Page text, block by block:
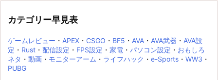
カテゴリー早見表
ゲームレビュー ・ APEX ・ CSGO ・ BF5 ・ AVA ・ AVA武器 ・ AVA設
定 ・ Rust ・ 配信設定 ・ FPS設定 ・ 家電 ・ パソコン設定 ・ おもしろ
ネタ ・ 動画 ・ モニターアーム ・ ライフハック ・ e-Sports ・ WW3 ・
PUBG